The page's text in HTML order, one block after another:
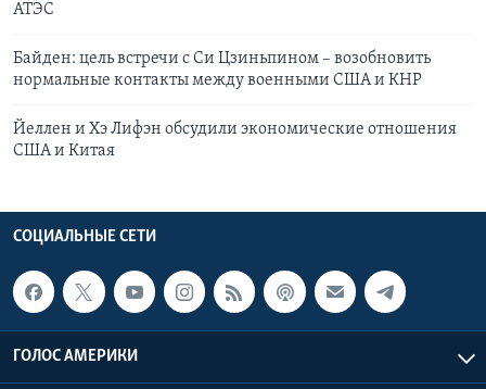
АТЭС
Байден: цель встречи с Си Цзиньпином – возобновить
нормальные контакты между военными США и КНР
Йеллен и Хэ Лифэн обсудили экономические отношения
США и Китая
СОЦИАЛЬНЫЕ СЕТИ
ГОЛОС АМЕРИКИ